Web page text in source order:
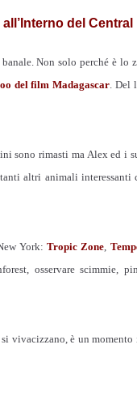
del Central
Non solo perché è lo
del film Madagascar .
sono rimasti ma Alex ed i
altri animali interessanti
York:Tropic Zone
osservare scimmie,
vivacizzano, è un momento